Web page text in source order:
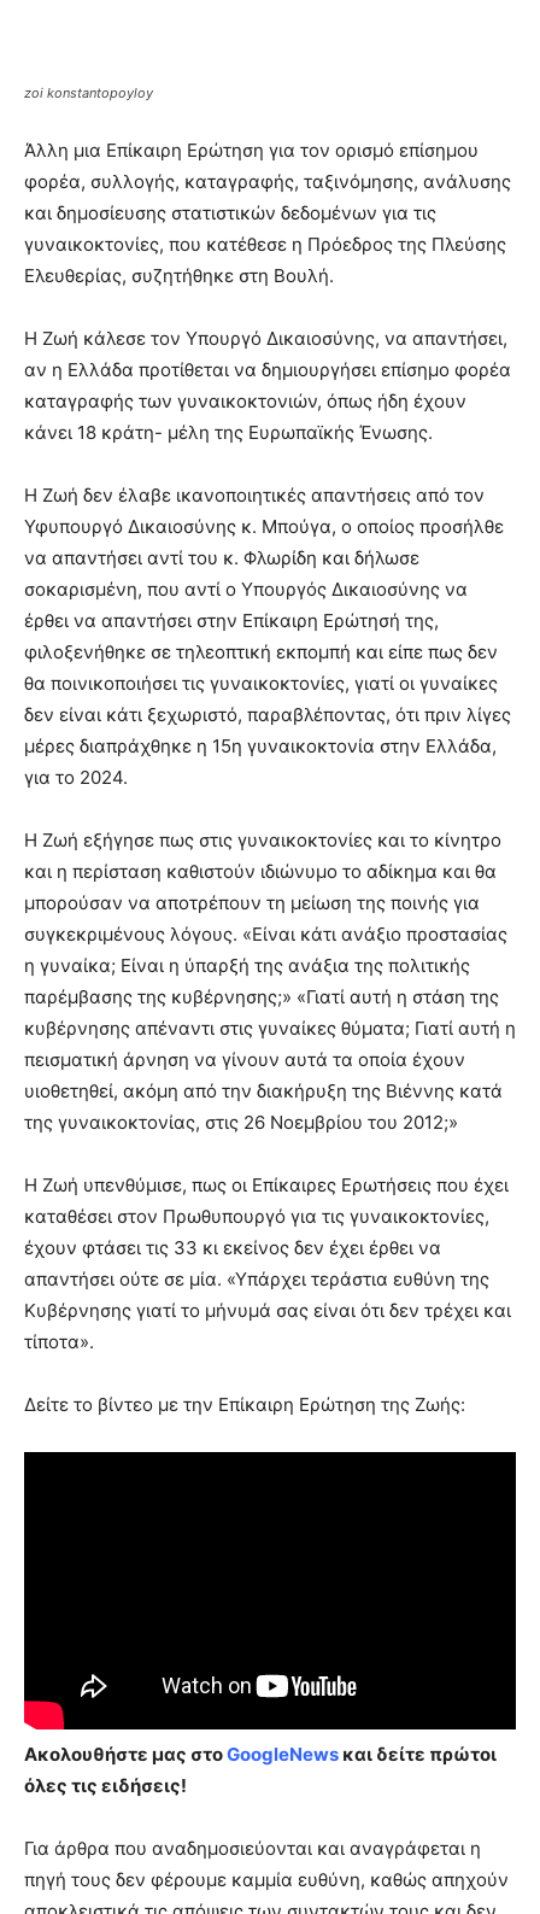
zoi konstantopoyloy
Άλλη μια Επίκαιρη Ερώτηση για τον ορισμό επίσημου
φορέα, συλλογής, καταγραφής, ταξινόμησης, ανάλυσης
και δημοσίευσης στατιστικών δεδομένων για τις
γυναικοκτονίες, που κατέθεσε η Πρόεδρος της Πλεύσης
Ελευθερίας, συζητήθηκε στη Βουλή.
Η Ζωή κάλεσε τον Υπουργό Δικαιοσύνης, να απαντήσει,
αν η Ελλάδα προτίθεται να δημιουργήσει επίσημο φορέα
καταγραφής των γυναικοκτονιών, όπως ήδη έχουν
κάνει 18 κράτη- μέλη της Ευρωπαϊκής Ένωσης.
Η Ζωή δεν έλαβε ικανοποιητικές απαντήσεις από τον
Υφυπουργό Δικαιοσύνης κ. Μπούγα, ο οποίος προσήλθε
να απαντήσει αντί του κ. Φλωρίδη και δήλωσε
σοκαρισμένη, που αντί ο Υπουργός Δικαιοσύνης να
έρθει να απαντήσει στην Επίκαιρη Ερώτησή της,
φιλοξενήθηκε σε τηλεοπτική εκπομπή και είπε πως δεν
θα ποινικοποιήσει τις γυναικοκτονίες, γιατί οι γυναίκες
δεν είναι κάτι ξεχωριστό, παραβλέποντας, ότι πριν λίγες
μέρες διαπράχθηκε η 15η γυναικοκτονία στην Ελλάδα,
για το 2024.
Η Ζωή εξήγησε πως στις γυναικοκτονίες και το κίνητρο
και η περίσταση καθιστούν ιδιώνυμο το αδίκημα και θα
μπορούσαν να αποτρέπουν τη μείωση της ποινής για
συγκεκριμένους λόγους. «Είναι κάτι ανάξιο προστασίας
η γυναίκα; Είναι η ύπαρξή της ανάξια της πολιτικής
παρέμβασης της κυβέρνησης;» «Γιατί αυτή η στάση της
κυβέρνησης απέναντι στις γυναίκες θύματα; Γιατί αυτή η
πεισματική άρνηση να γίνουν αυτά τα οποία έχουν
υιοθετηθεί, ακόμη από την διακήρυξη της Βιέννης κατά
της γυναικοκτονίας, στις 26 Νοεμβρίου του 2012;»
Η Ζωή υπενθύμισε, πως οι Επίκαιρες Ερωτήσεις που έχει
καταθέσει στον Πρωθυπουργό για τις γυναικοκτονίες,
έχουν φτάσει τις 33 κι εκείνος δεν έχει έρθει να
απαντήσει ούτε σε μία. «Υπάρχει τεράστια ευθύνη της
Κυβέρνησης γιατί το μήνυμά σας είναι ότι δεν τρέχει και
τίποτα».
Δείτε το βίντεο με την Επίκαιρη Ερώτηση της Ζωής:
Ακολουθήστε μας στοGoogleNews και δείτε πρώτοι
όλες τις ειδήσεις!
Για άρθρα που αναδημοσιεύονται και αναγράφεται η
πηγή τους δεν φέρουμε καμμία ευθύνη, καθώς απηχούν